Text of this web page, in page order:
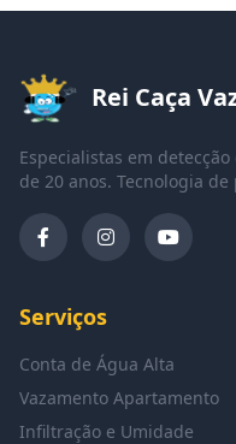
Rei Caça
Especialistas em
de 20 anos. Tecnologia
Serviços
Conta de Água Alta
Vazamento Apartamento
Infiltração e Umidade